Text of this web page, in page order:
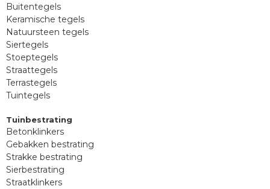
Buitentegels
Keramische tegels
Natuursteen tegels
Siertegels
Stoeptegels
Straattegels
Terrastegels
Tuintegels
Tuinbestrating
Betonklinkers
Gebakken bestrating
Strakke bestrating
Sierbestrating
Straatklinkers